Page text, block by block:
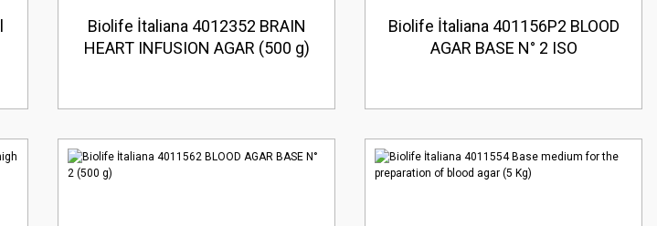
Biolife İtaliana 4012352 BRAIN
HEART INFUSION AGAR (500 g)
Biolife İtaliana 401156P2 BLOOD
AGAR BASE N° 2 ISO